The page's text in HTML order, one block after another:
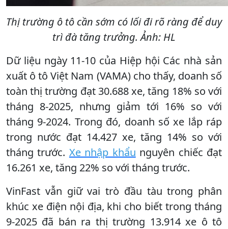
Thị trường ô tô cần sớm có lối đi rõ ràng để duy
trì đà tăng trưởng. Ảnh: HL
Dữ liệu ngày 11-10 của Hiệp hội Các nhà sản
xuất ô tô Việt Nam (VAMA) cho thấy, doanh số
toàn thị trường đạt 30.688 xe, tăng 18% so với
tháng 8-2025, nhưng giảm tới 16% so với
tháng 9-2024. Trong đó, doanh số xe lắp ráp
trong nước đạt 14.427 xe, tăng 14% so với
tháng trước. Xe nhập khẩu nguyên chiếc đạt
16.261 xe, tăng 22% so với tháng trước.
VinFast vẫn giữ vai trò đầu tàu trong phân
khúc xe điện nội địa, khi cho biết trong tháng
9-2025 đã bán ra thị trường 13.914 xe ô tô